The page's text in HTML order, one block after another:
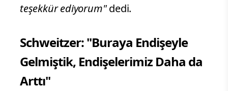
teşekkür ediyorum"dedi.
Schweitzer: "Buraya Endişeyle
Gelmiştik, Endişelerimiz Daha da
Arttı"